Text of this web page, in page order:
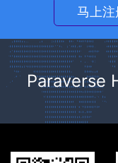
马上注
Paraverse